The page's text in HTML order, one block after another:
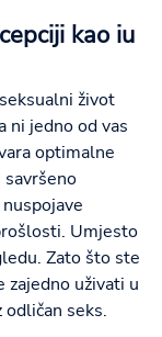
kao iu
život
ni jedno od vas
optimalne
savršeno
Umjesto
Zato što ste
zajedno uživati u
seks.